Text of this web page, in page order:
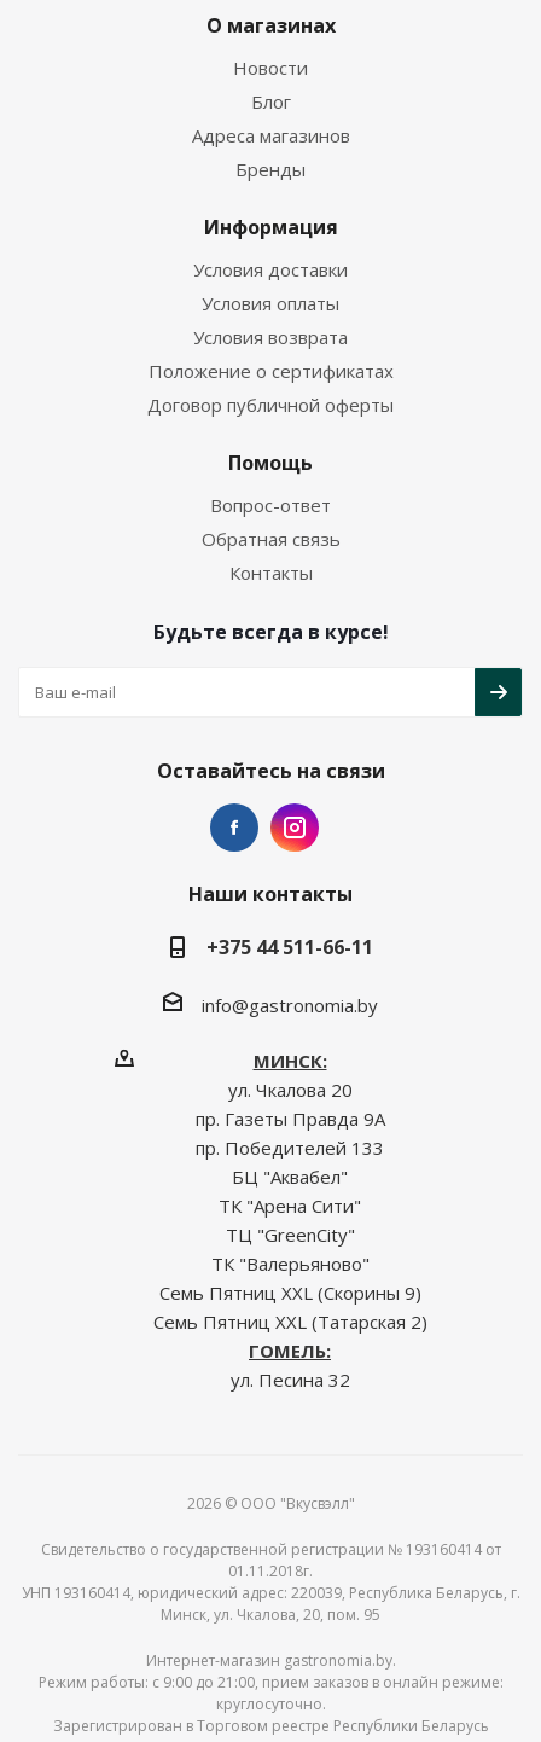
О магазинах
Новости
Блог
Адреса магазинов
Бренды
Информация
Условия доставки
Условия оплаты
Условия возврата
Положение о сертификатах
Договор публичной оферты
Помощь
Вопрос-ответ
Обратная связь
Контакты
Будьте всегда в курсе!
Оставайтесь на связи
Наши контакты
+375 44 511-66-11
info@gastronomia.by
МИНСК:
ул. Чкалова 20
пр. Газеты Правда 9А
пр. Победителей 133
БЦ "Аквабел"
ТК "Арена Сити"
ТЦ "GreenCity"
ТК "Валерьяново"
Семь Пятниц XXL (Скорины 9)
Семь Пятниц XXL (Татарская 2)
ГОМЕЛЬ:
ул. Песина 32
2026 © ООО "Вкусвэлл"
Свидетельство о государственной регистрации № 193160414 от
01.11.2018г.
УНП 193160414, юридический адрес: 220039, Республика Беларусь, г.
Минск, ул. Чкалова, 20, пом. 95
Интернет-магазин gastronomia.by.
Режим работы: c 9:00 до 21:00, прием заказов в онлайн режиме:
круглосуточно.
Зарегистрирован в Торговом реестре Республики Беларусь